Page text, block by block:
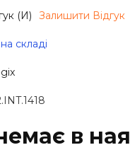
(и) Залишити Вiдгук
складі
в